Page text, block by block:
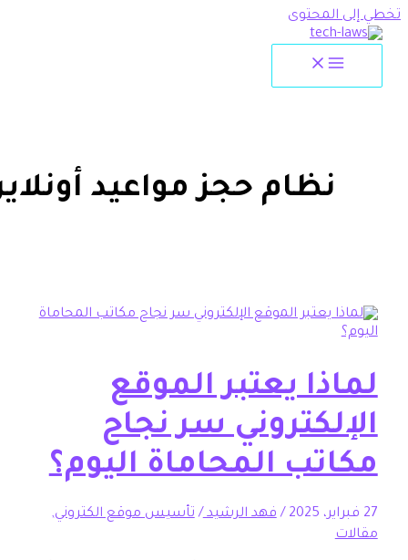
حجز مواعيد أونلاين
يعتبر الموقع
سر نجاح
المحاماة اليوم؟
/فهد الرشيد/تأسيس موقع الكتروني,